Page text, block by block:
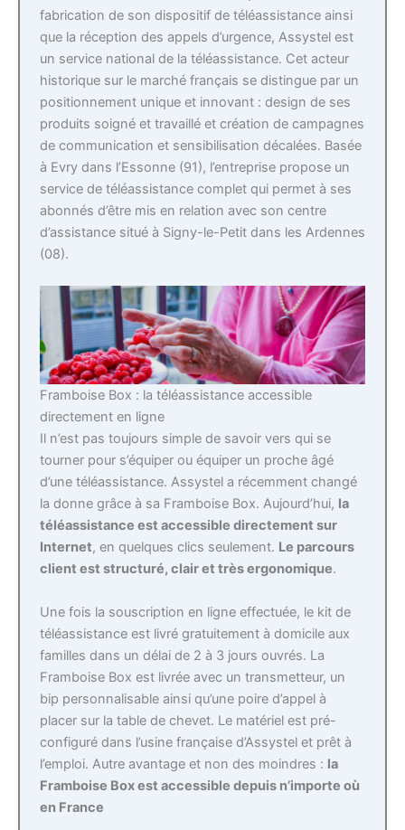
fabrication de son dispositif de téléassistance ainsi
que la réception des appels d’urgence, Assystel est
un service national de la téléassistance. Cet acteur
historique sur le marché français se distingue par un
positionnement unique et innovant : design de ses
produits soigné et travaillé et création de campagnes
de communication et sensibilisation décalées. Basée
à Evry dans l’Essonne (91), l’entreprise propose un
service de téléassistance complet qui permet à ses
abonnés d’être mis en relation avec son centre
d’assistance situé à Signy-le-Petit dans les Ardennes
(08).
Framboise Box : la téléassistance accessible
directement en ligne
Il n’est pas toujours simple de savoir vers qui se
tourner pour s’équiper ou équiper un proche âgé
d’une téléassistance. Assystel a récemment changé
la donne grâce à sa Framboise Box. Aujourd’hui, la
téléassistance est accessible directement sur
Internet, en quelques clics seulement. Le parcours
client est structuré, clair et très ergonomique.
Une fois la souscription en ligne effectuée, le kit de
téléassistance est livré gratuitement à domicile aux
familles dans un délai de 2 à 3 jours ouvrés. La
Framboise Box est livrée avec un transmetteur, un
bip personnalisable ainsi qu’une poire d’appel à
placer sur la table de chevet. Le matériel est pré-
configuré dans l’usine française d’Assystel et prêt à
l’emploi. Autre avantage et non des moindres : la
Framboise Box est accessible depuis n’importe où
en France